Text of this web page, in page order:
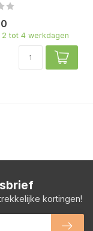
tot 4 werkdagen
kortingen!